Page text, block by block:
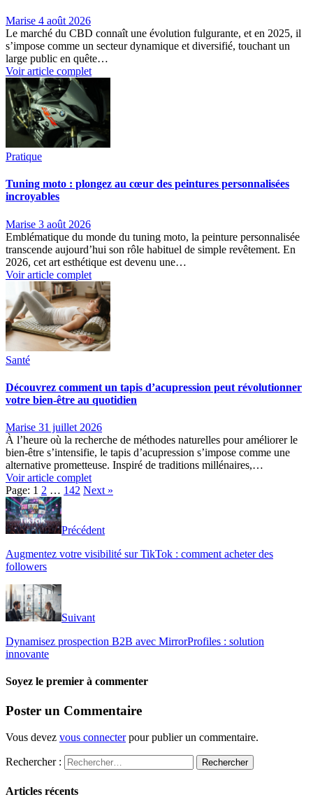
Marise 4 août 2026
Le marché du CBD connaît une évolution fulgurante, et en 2025, il
s’impose comme un secteur dynamique et diversifié, touchant un
large public en quête…
Voir article complet
Pratique
Tuning moto : plongez au cœur des peintures personnalisées
incroyables
Marise 3 août 2026
Emblématique du monde du tuning moto, la peinture personnalisée
transcende aujourd’hui son rôle habituel de simple revêtement. En
2026, cet art esthétique est devenu une…
Voir article complet
Santé
Découvrez comment un tapis d’acupression peut révolutionner
votre bien-être au quotidien
Marise 31 juillet 2026
À l’heure où la recherche de méthodes naturelles pour améliorer le
bien-être s’intensifie, le tapis d’acupression s’impose comme une
alternative prometteuse. Inspiré de traditions millénaires,…
Voir article complet
Page: 1 2 … 142 Next »
Précédent
Augmentez votre visibilité sur TikTok : comment acheter des
followers
Suivant
Dynamisez prospection B2B avec MirrorProfiles : solution
innovante
Soyez le premier à commenter
Poster un Commentaire
Vous devez vous connecterpour publier un commentaire.
Rechercher :
Articles récents